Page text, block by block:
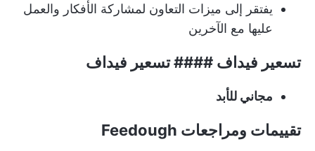
يفتقر إلى ميزات التعاون لمشاركة الأفكار والعمل
عليها مع الآخرين
تسعير فيداف #### تسعير فيداف
مجاني للأبد
تقييمات ومراجعات Feedough